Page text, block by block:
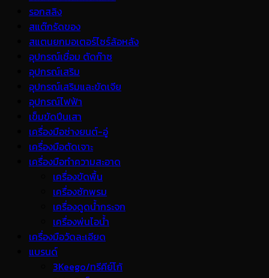
รอกสลิง
สแต๊กรัดของ
สแตนยกมอเตอร์ไซร์ล้อหลัง
อุปกรณ์เชื่อม ตัดก๊าซ
อุปกรณ์เสริม
อุปกรณ์เสริมและขัดเจีย
อุปกรณ์ไฟฟ้า
เข็มขัดปีนเสา
เครื่องมือช่างยนต์-อู่
เครื่องมือตัดเจาะ
เครื่องมือทำความสะอาด
เครื่องขัดพื้น
เครื่องซักพรม
เครื่องดูดน้ำกระจก
เครื่องพ่นไอน้ำ
เครื่องมือวัดละเอียด
แบรนด์
3Keego/ทรีคีย์โก้